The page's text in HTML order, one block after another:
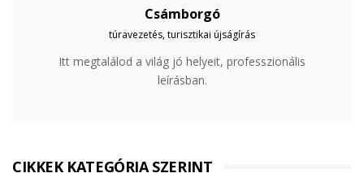
Csámborgó
túravezetés, turisztikai újságírás
Itt megtalálod a világ jó helyeit, professzionális
leírásban.
CIKKEK KATEGÓRIA SZERINT